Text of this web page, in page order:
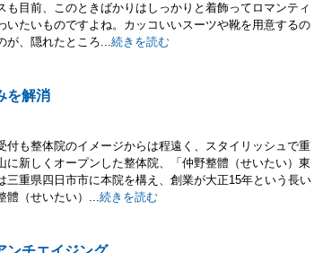
も目前、このときばかりはしっかりと着飾ってロマンティ
いたいものですよね。カッコいいスーツや靴を用意するの
が、隠れたところ...続きを読む
を解消
付も整体院のイメージからは程遠く、スタイリッシュで重
に新しくオープンした整体院、「仲野整體（せいたい）東
三重県四日市市に本院を構え、創業が大正15年という長い
體（せいたい）...続きを読む